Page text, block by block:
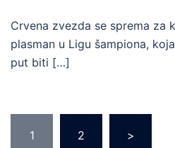
Crvena zvezda se sprema za
plasman u Ligu šampiona,
put biti […]
pagination
1 2 >